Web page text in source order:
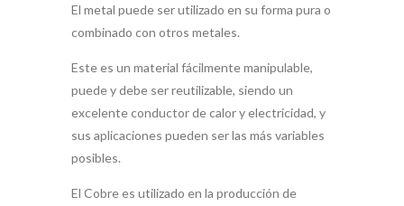
El metal puede ser utilizado en su forma pura o
combinado con otros metales.
Este es un material fácilmente manipulable,
puede y debe ser reutilizable, siendo un
excelente conductor de calor y electricidad, y
sus aplicaciones pueden ser las más variables
posibles.
El Cobre es utilizado en la producción de